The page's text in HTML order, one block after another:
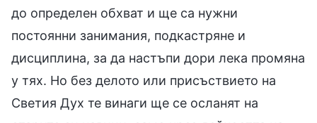
до определен обхват и ще са нужни
постоянни занимания, подкастряне и
дисциплина, за да настъпи дори лека промяна
у тях. Но без делото или присъствието на
Светия Дух те винаги ще се осланят на